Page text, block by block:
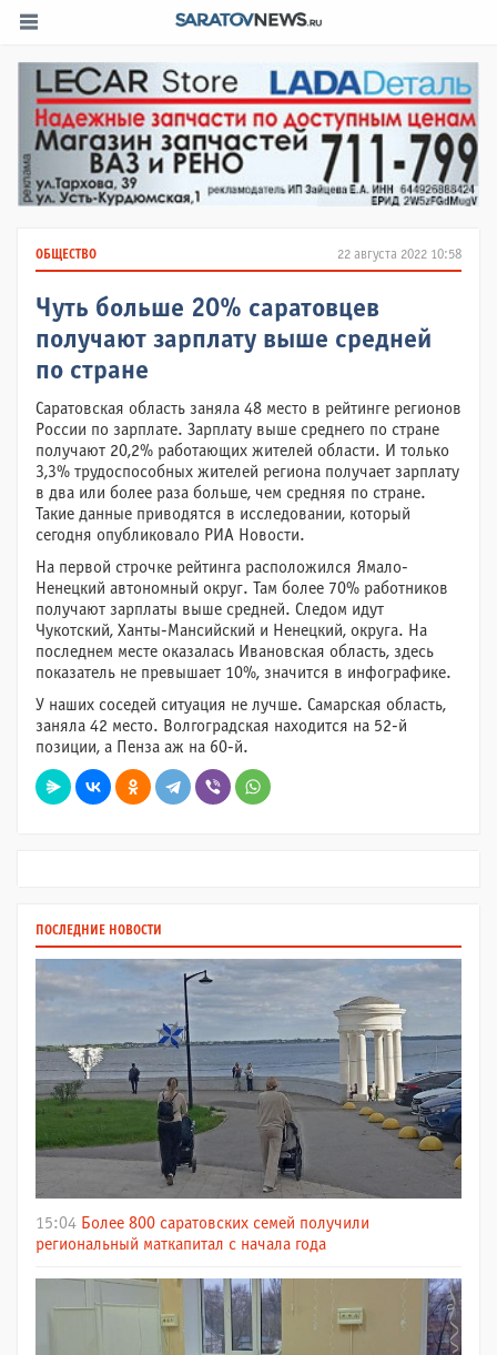
22 августа 2022 10:58
ОБЩЕСТВО
Чуть больше 20% саратовцев
получают зарплату выше средней
по стране
Саратовская область заняла 48 место в рейтинге регионов
России по зарплате. Зарплату выше среднего по стране
получают 20,2% работающих жителей области. И только
3,3% трудоспособных жителей региона получает зарплату
в два или более раза больше, чем средняя по стране.
Такие данные приводятся в исследовании, который
сегодня опубликовало РИА Новости.
На первой строчке рейтинга расположился Ямало-
Ненецкий автономный округ. Там более 70% работников
получают зарплаты выше средней. Следом идут
Чукотский, Ханты-Мансийский и Ненецкий, округа. На
последнем месте оказалась Ивановская область, здесь
показатель не превышает 10%, значится в инфографике.
У наших соседей ситуация не лучше. Самарская область,
заняла 42 место. Волгоградская находится на 52-й
позиции, а Пенза аж на 60-й.
ПОСЛЕДНИЕ НОВОСТИ
15:04 Более 800 саратовских семей получили
региональный маткапитал с начала года